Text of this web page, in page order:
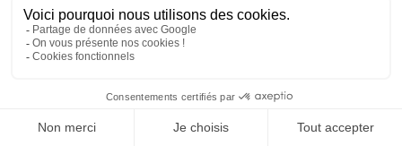
Habillage savon mariage Acidulé